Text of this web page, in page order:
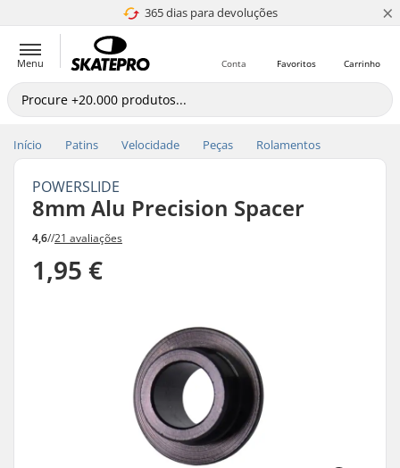
365 dias para devoluções
4.8 de 5 ×
Menu Carrinho
Favoritos
Conta
Início Patins Velocidade Peças Rolamentos
POWERSLIDE
8mm Alu Precision Spacer
4,6//21 avaliações
1,95 €